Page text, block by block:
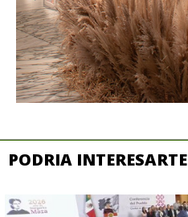
PODRIA INTERESARTE